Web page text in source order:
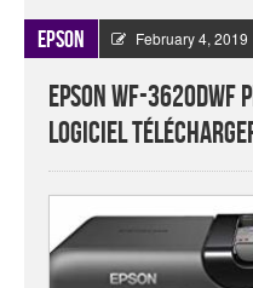
Epson February 4, 2019
Epson WF-
Logiciel